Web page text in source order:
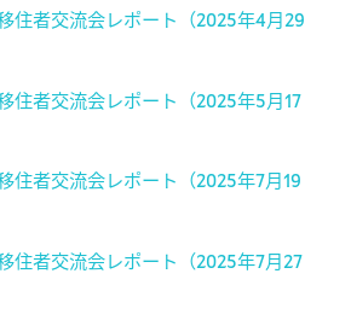
住者交流会レポート（2025年4月29
住者交流会レポート（2025年5月17
住者交流会レポート（2025年7月19
住者交流会レポート（2025年7月27